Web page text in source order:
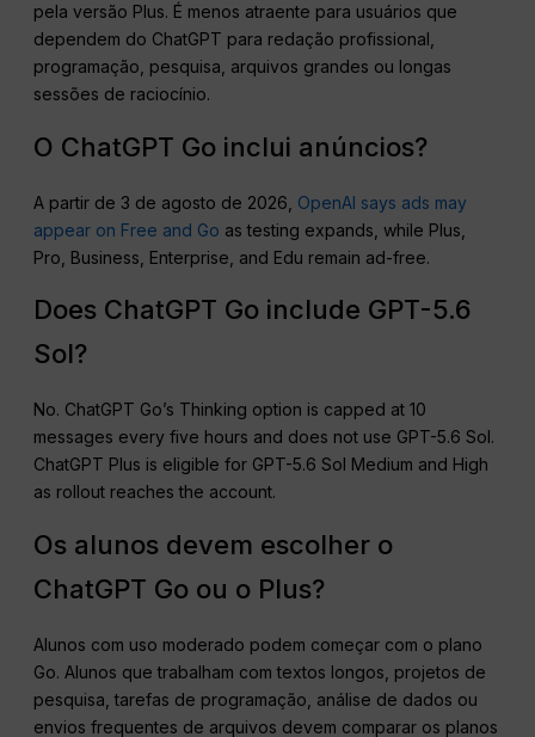
pela versão Plus. É menos atraente para usuários que
dependem do ChatGPT para redação profissional,
programação, pesquisa, arquivos grandes ou longas
sessões de raciocínio.
O ChatGPT Go inclui anúncios?
A partir de 3 de agosto de 2026, OpenAI says ads may
appear on Free and Go as testing expands, while Plus,
Pro, Business, Enterprise, and Edu remain ad-free.
Does ChatGPT Go include GPT-5.6
Sol?
No. ChatGPT Go’s Thinking option is capped at 10
messages every five hours and does not use GPT-5.6 Sol.
ChatGPT Plus is eligible for GPT-5.6 Sol Medium and High
as rollout reaches the account.
Os alunos devem escolher o
ChatGPT Go ou o Plus?
Alunos com uso moderado podem começar com o plano
Go. Alunos que trabalham com textos longos, projetos de
pesquisa, tarefas de programação, análise de dados ou
envios frequentes de arquivos devem comparar os planos